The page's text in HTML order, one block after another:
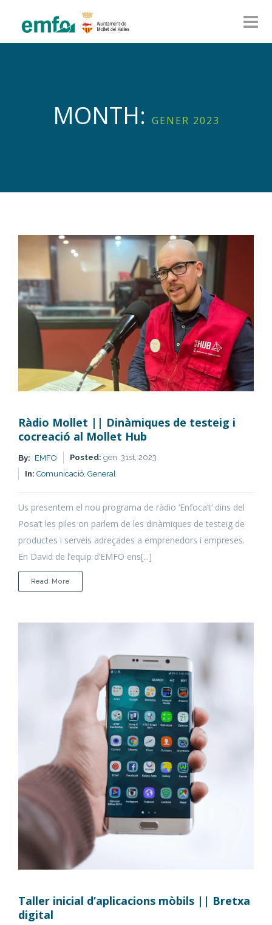
MONTH: GENER 2023
Ràdio Mollet || Dinàmiques de testeig i
cocreació al Mollet Hub
By: EMFO Posted: gen. 31st, 2023
In: Comunicació, General
Us presentem el nou programa de ràdio ‘Enfoca’t’ dins del
Posa’t les piles on parlem de les dinàmiques de testeig de
productes i serveis adreçades a emprenedors i empreses.
En David de l’equip d’EMFO ens[...]
Read More
Ràdio
Taller inicial d’aplicacions mòbils || Bretxa
digital